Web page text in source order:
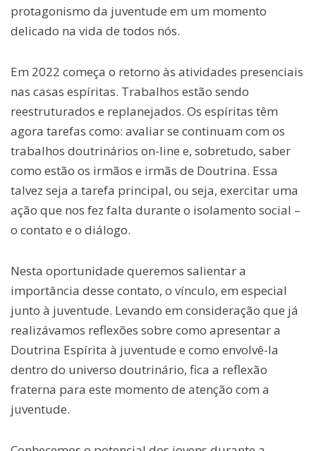
protagonismo da juventude em um momento
delicado na vida de todos nós.
Em 2022 começa o retorno às atividades presenciais
nas casas espíritas. Trabalhos estão sendo
reestruturados e replanejados. Os espíritas têm
agora tarefas como: avaliar se continuam com os
trabalhos doutrinários on-line e, sobretudo, saber
como estão os irmãos e irmãs de Doutrina. Essa
talvez seja a tarefa principal, ou seja, exercitar uma
ação que nos fez falta durante o isolamento social –
o contato e o diálogo.
Nesta oportunidade queremos salientar a
importância desse contato, o vínculo, em especial
junto à juventude. Levando em consideração que já
realizávamos reflexões sobre como apresentar a
Doutrina Espírita à juventude e como envolvê-la
dentro do universo doutrinário, fica a reflexão
fraterna para este momento de atenção com a
juventude.